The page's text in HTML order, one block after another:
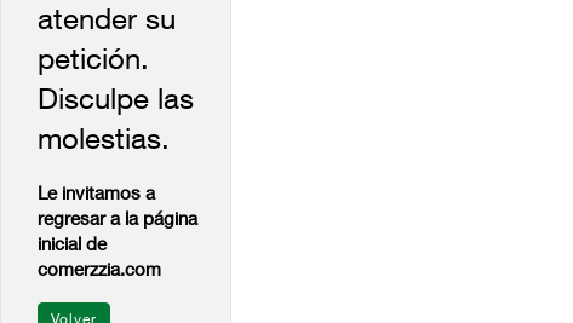
atender su
petición.
Disculpe las
molestias.
Le invitamos a
regresar a la página
inicial de
comerzzia.com